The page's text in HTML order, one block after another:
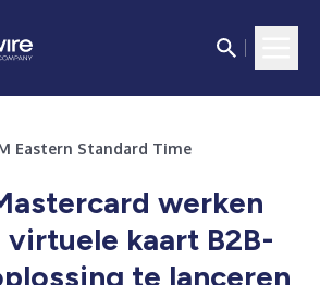
Eastern Standard Time
werken
virtuele kaart B2B-
te lanceren